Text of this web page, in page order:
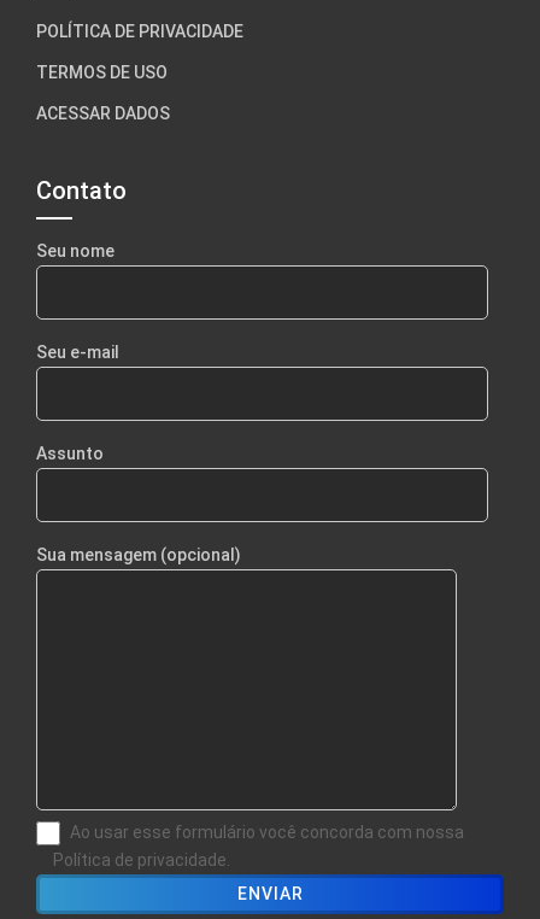
POLÍTICA DE PRIVACIDADE
TERMOS DE USO
ACESSAR DADOS
Contato
Seu nome
Seu e-mail
Assunto
Sua mensagem (opcional)
Ao usar esse formulário você concorda com nossa
Política de privacidade.